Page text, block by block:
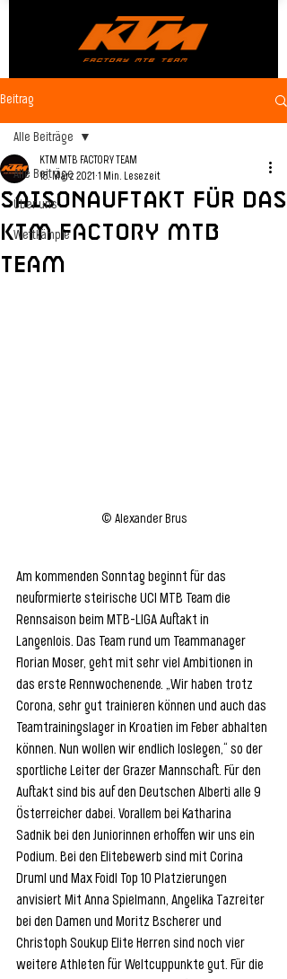
Beitrag
Alle Beiträge
Über uns
Wettkämpfe
Alle Beiträge
Saisonauftakt für das
KTM FACTORY MTB
TEAM
KTM MTB FACTORY TEAM
18. März 2021 1 Min. Lesezeit
© Alexander Brus
Am kommenden Sonntag beginnt für das
neuformierte steirische UCI MTB Team die
Rennsaison beim MTB-LIGA Auftakt in
Langenlois. Das Team rund um Teammanager
Florian Moser, geht mit sehr viel Ambitionen in
das erste Rennwochenende. „Wir haben trotz
Corona, sehr gut trainieren können und auch das
Teamtrainingslager in Kroatien im Feber abhalten
können. Nun wollen wir endlich loslegen,“ so der
sportliche Leiter der Grazer Mannschaft. Für den
Auftakt sind bis auf den Deutschen Alberti alle 9
Österreicher dabei. Vorallem bei Katharina
Sadnik bei den Juniorinnen erhoffen wir uns ein
Podium. Bei den Elitebewerb sind mit Corina
Druml und Max Foidl Top 10 Platzierungen
anvisiert. Mit Anna Spielmann, Angelika Tazreiter
bei den Damen und Moritz Bscherer und
Christoph Soukup Elite Herren sind noch vier
weitere Athleten für Weltcuppunkte gut. Für die